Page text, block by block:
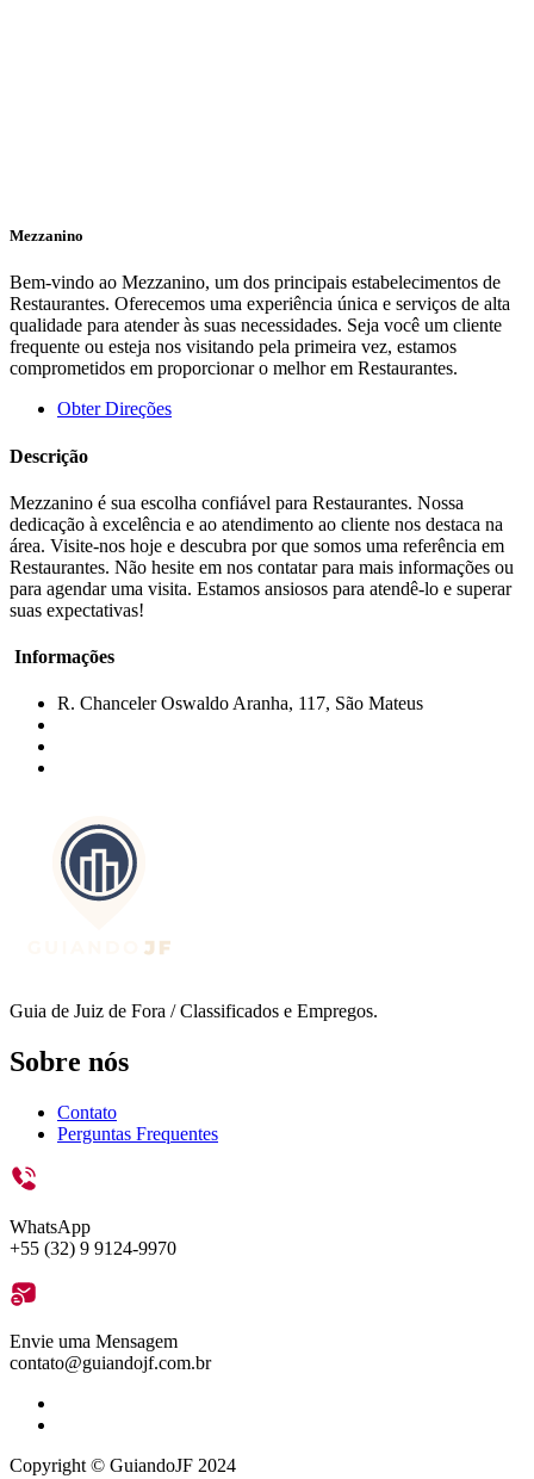
Mezzanino
Bem-vindo ao Mezzanino, um dos principais estabelecimentos de
Restaurantes. Oferecemos uma experiência única e serviços de alta
qualidade para atender às suas necessidades. Seja você um cliente
frequente ou esteja nos visitando pela primeira vez, estamos
comprometidos em proporcionar o melhor em Restaurantes.
Obter Direções
Descrição
Mezzanino é sua escolha confiável para Restaurantes. Nossa
dedicação à excelência e ao atendimento ao cliente nos destaca na
área. Visite-nos hoje e descubra por que somos uma referência em
Restaurantes. Não hesite em nos contatar para mais informações ou
para agendar uma visita. Estamos ansiosos para atendê-lo e superar
suas expectativas!
Informações
R. Chanceler Oswaldo Aranha, 117, São Mateus
Guia de Juiz de Fora / Classificados e Empregos.
Sobre nós
Contato
Perguntas Frequentes
WhatsApp
+55 (32) 9 9124-9970
Envie uma Mensagem
contato@guiandojf.com.br
Copyright © GuiandoJF 2024